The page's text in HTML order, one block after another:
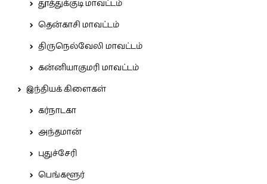
தூத்துக்குடி மாவட்டம்
தென்காசி மாவட்டம்
திருநெல்வேலி மாவட்டம்
கன்னியாகுமரி மாவட்டம்
இந்தியக் கிளைகள்
கர்நாடகா
அந்தமான்
புதுச்சேரி
பெங்களூர்